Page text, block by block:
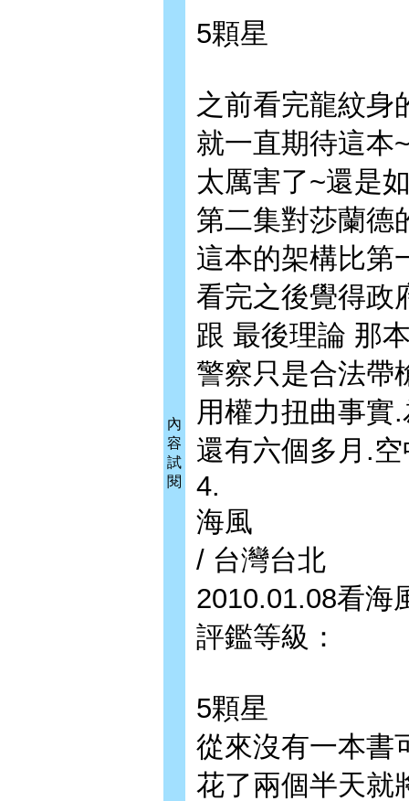
內
容
試
閱
5顆星
之前看完龍紋身
就一直期待這本
太厲害了~還是
第二集對莎蘭德
這本的架構比第
看完之後覺得政
跟 最後理論 那
警察只是合法帶
用權力扭曲事實
還有六個多月.
4.
海風
/ 台灣台北
2010.01.08看海
評鑑等級：
5顆星
從來沒有一本書
花了兩個半天就